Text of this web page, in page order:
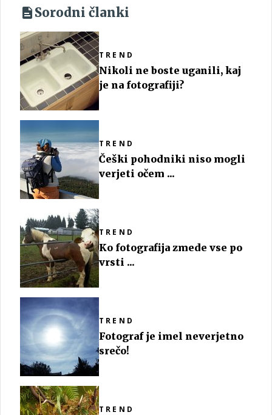
Sorodni članki
TREND
Nikoli ne boste uganili, kaj
je na fotografiji?
TREND
Češki pohodniki niso mogli
verjeti očem ...
TREND
Ko fotografija zmede vse po
vrsti ...
TREND
Fotograf je imel neverjetno
srečo!
TREND